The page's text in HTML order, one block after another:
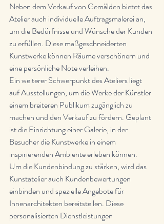
Neben dem Verkauf von Gemälden bietet das
Atelier auch individuelle Auftragsmalerei an,
um die Bedürfnisse und Wünsche der Kunden
zu erfüllen. Diese maßgeschneiderten
Kunstwerke können Räume verschönern und
eine persönliche Note verleihen.
Ein weiterer Schwerpunkt des Ateliers liegt
auf Ausstellungen, um die Werke der Künstler
einem breiteren Publikum zugänglich zu
machen und den Verkauf zu fördern. Geplant
ist die Einrichtung einer Galerie, in der
Besucher die Kunstwerke in einem
inspirierenden Ambiente erleben können.
Um die Kundenbindung zu stärken, wird das
Kunstatelier auch Kundenbewertungen
einbinden und spezielle Angebote für
Innenarchitekten bereitstellen. Diese
personalisierten Dienstleistungen